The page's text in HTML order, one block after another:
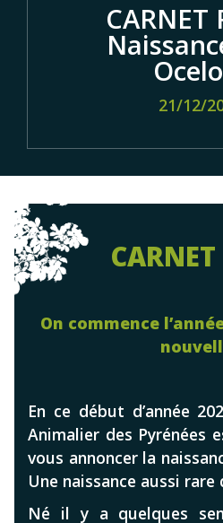
CARNET
21/12/
CARNET
On commence
En ce début d’année
Animalier des Pyrénées
vous annoncer la
Une naissance aussi rare
Né il y a quelques